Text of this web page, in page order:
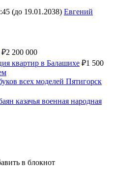
(до 19.01.2038) Евгений
₽2 200 000
квартир в Балашихе ₽1 500
всех моделей Пятигорск
казачья военная народная
в блокнот